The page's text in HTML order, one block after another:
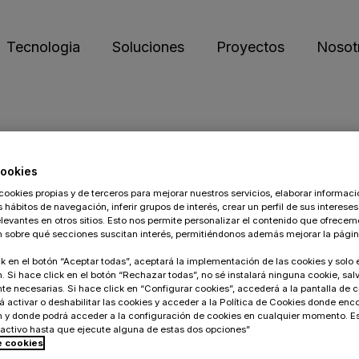
Tecnologia Soluciones Proyectos
Desarrollo
Optimización de eCommerce
Integraciones
más
sin
empresas que quieren
seguir creciendo
la
clientes
B2B
B2B escalables para el
empresarial
eCommerce D2C
propias y de terceros para mejorar nuestros servicios, elaborar
hábitos de navegación, inferir grupos de interés, crear un perfil de sus
en otros sitios. Esto nos permite personalizar el contenido que
sobre qué secciones suscitan interés, permitiéndonos además mejorar la
en el botón “Aceptar todas”, aceptará la implementación de las cookies y solo
Si hace click en el botón “Rechazar todas”, no sé instalará ninguna cookie,
necesarias. Si hace click en “Configurar cookies”, accederá a la pantalla de
activar o deshabilitar las cookies y acceder a la Política de Cookies donde
y donde podrá acceder a la configuración de cookies en cualquier momento.
hasta que ejecute alguna de estas dos opciones”
cookies